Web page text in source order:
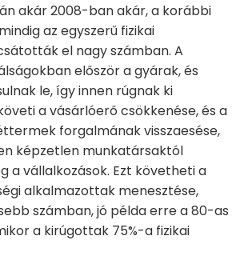
akár 2008-ban akár, a korábbi
az egyszerű fizikai
el nagy számban. A
először a gyárak, és
le, így innen rúgnak ki
a vásárlóerő csökkenése, és a
forgalmának visszaesése,
képzetlen munkatársaktól
a vállalkozások. Ezt követheti a
alkalmazottak menesztése,
számban, jó példa erre a 80-as
a kirúgottak 75%-a fizikai